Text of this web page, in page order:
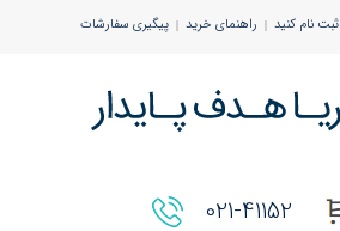
پیگیری سفارشات راهنمای خرید ثبت نام کنید
021-41152